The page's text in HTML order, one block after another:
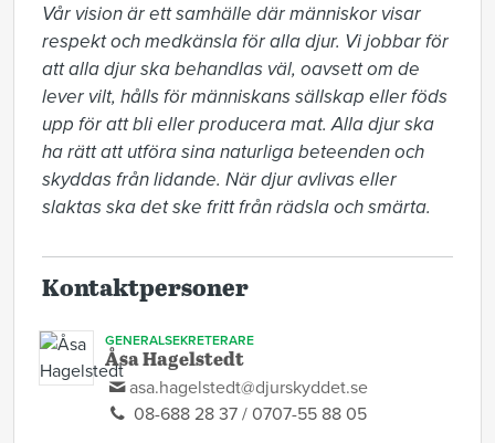
Vår vision är ett samhälle där människor visar
respekt och medkänsla för alla djur. Vi jobbar för
att alla djur ska behandlas väl, oavsett om de
lever vilt, hålls för människans sällskap eller föds
upp för att bli eller producera mat. Alla djur ska
ha rätt att utföra sina naturliga beteenden och
skyddas från lidande. När djur avlivas eller
slaktas ska det ske fritt från rädsla och smärta.
Kontaktpersoner
GENERALSEKRETERARE
Åsa Hagelstedt
asa.hagelstedt@djurskyddet.se
08-688 28 37 / 0707-55 88 05